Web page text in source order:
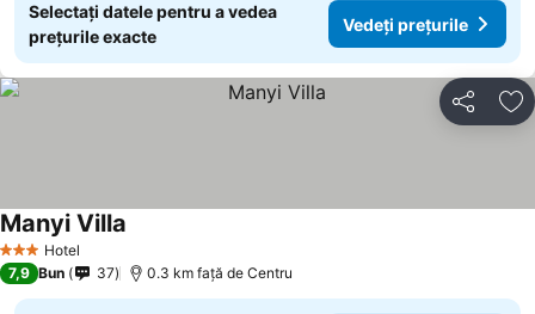
Selectați datele pentru a vedea
prețurile exacte
Vedeți prețurile
Distribuiți
3 SteleHotel
Manyi Villa
7,9 Bun 37 0.3 km faţă de Centru